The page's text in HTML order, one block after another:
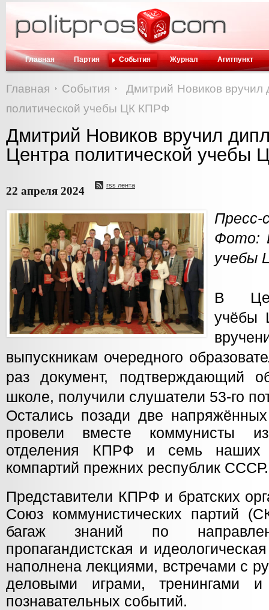
Главная Партия События Журнал Агитпункт
Главная События
Дмитрий Новиков
политической учебы ЦК КПРФ
Дмитрий Новиков вручил
Центра политической учебы
22 апреля 2024 rss лента
Фото:
учебы
В
учёбы
выпускникам очередного
раз документ, подтверждающий
школе, получили слушатели 53-го
Остались позади две
провели вместе коммунисты
отделения КПРФ и семь наших
компартий прежних республик
Представители КПРФ и братских
Союз коммунистических партий
багаж знаний по
пропагандистская и
наполнена лекциями, встречами с
деловыми играми, тренингами
познавательных событий.